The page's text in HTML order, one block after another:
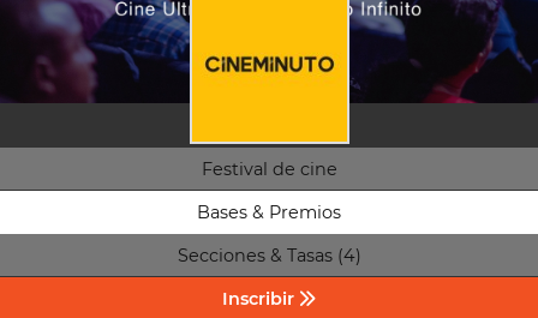
Festival de cine
Bases & Premios
Secciones & Tasas (4)
Inscribir